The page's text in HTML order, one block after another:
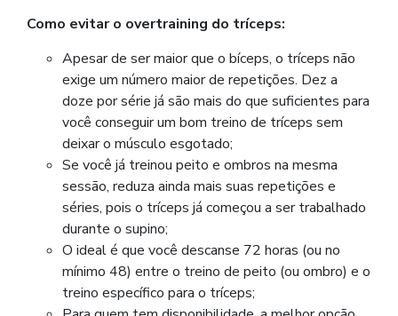
Como evitar o overtraining do tríceps:
Apesar de ser maior que o bíceps, o tríceps não
exige um número maior de repetições. Dez a
doze por série já são mais do que suficientes para
você conseguir um bom treino de tríceps sem
deixar o músculo esgotado;
Se você já treinou peito e ombros na mesma
sessão, reduza ainda mais suas repetições e
séries, pois o tríceps já começou a ser trabalhado
durante o supino;
O ideal é que você descanse 72 horas (ou no
mínimo 48) entre o treino de peito (ou ombro) e o
treino específico para o tríceps;